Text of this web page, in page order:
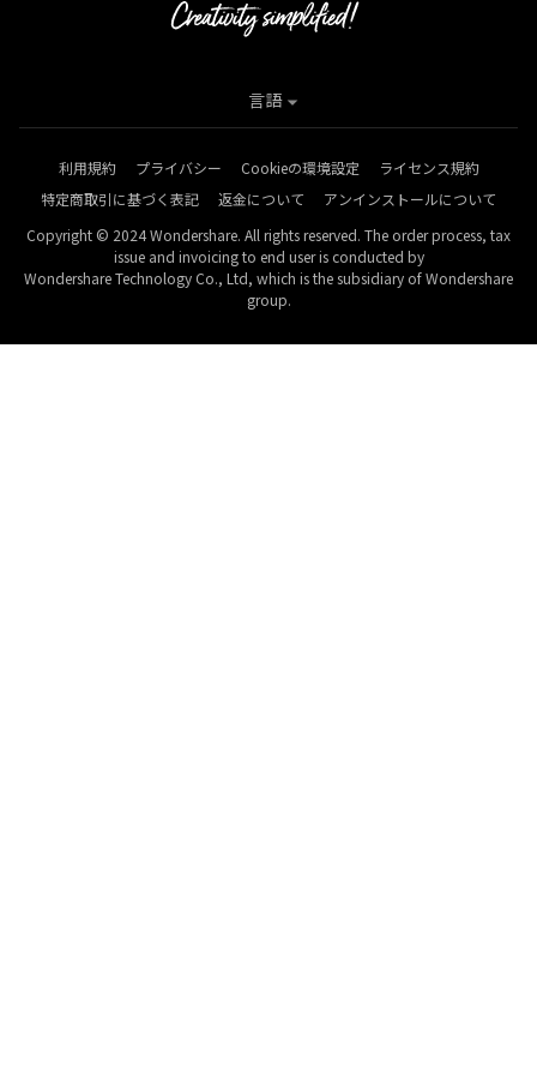
利用規約 プライバシー Cookieの環境設定
ライセンス規約
特定商取引に基づく表記
返金について
アンインストールについて
Copyright © 2024 Wondershare. All rights reserved. The order process, tax
issue and invoicing to end user is conducted by
Wondershare Technology Co., Ltd, which is the subsidiary of Wondershare
group.
言語